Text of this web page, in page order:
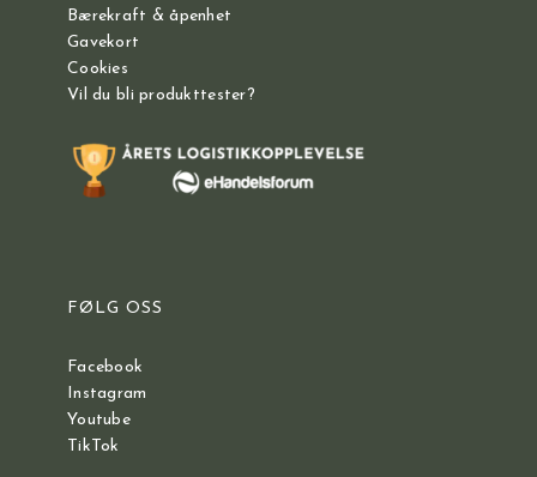
Bærekraft & åpenhet
Gavekort
Cookies
Vil du bli produkttester?
FØLG OSS
Facebook
Instagram
Youtube
TikTok